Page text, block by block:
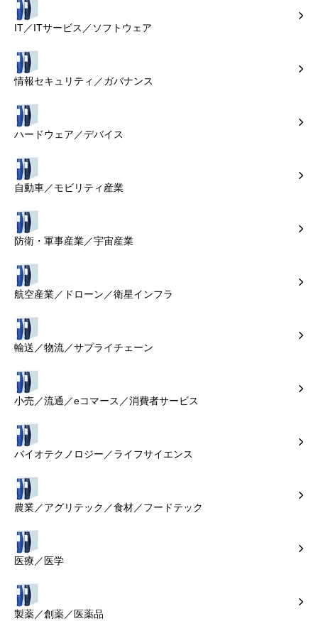
IT／ITサービス／ソフトウェア
情報セキュリティ／ガバナンス
ハードウェア／デバイス
自動車／モビリティ産業
防衛・軍事産業／宇宙産業
航空産業／ドローン／衛星インフラ
輸送／物流／サプライチェーン
小売／流通／eコマース／消費者サービス
バイオテクノロジー／ライフサイエンス
農業／アグリテック／食材／フードテック
医療／医学
製薬／創薬／医薬品